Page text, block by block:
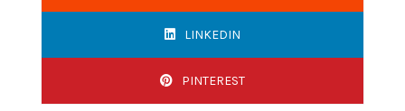
LINKEDIN
PINTEREST